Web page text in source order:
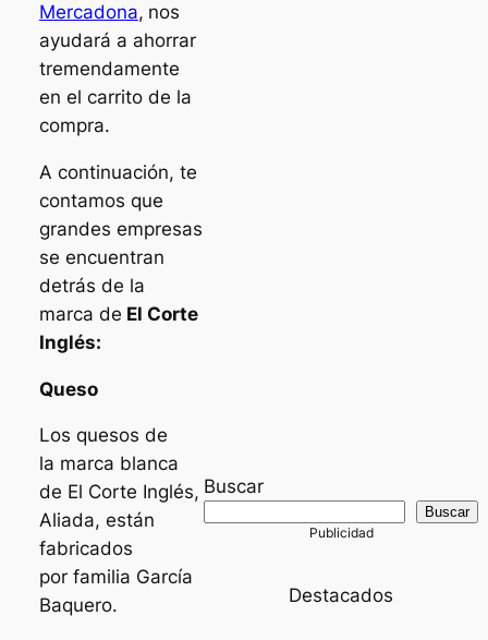
Mercadona, nos
ayudará a ahorrar
tremendamente
en el carrito de la
compra.
A continuación, te
contamos que
grandes empresas
se encuentran
detrás de la
marca de El Corte
Inglés:
Queso
Los quesos de
la marca blanca
de El Corte Inglés,
Aliada, están
fabricados
por familia García
Baquero.
Buscar
Buscar
Destacados